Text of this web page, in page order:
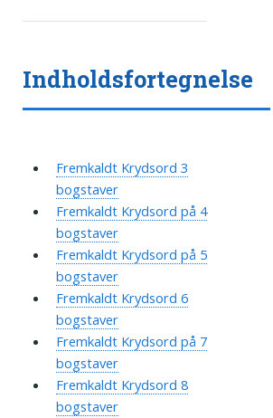
Indholdsfortegnelse
Fremkaldt Krydsord 3
bogstaver
Fremkaldt Krydsord på 4
bogstaver
Fremkaldt Krydsord på 5
bogstaver
Fremkaldt Krydsord 6
bogstaver
Fremkaldt Krydsord på 7
bogstaver
Fremkaldt Krydsord 8
bogstaver